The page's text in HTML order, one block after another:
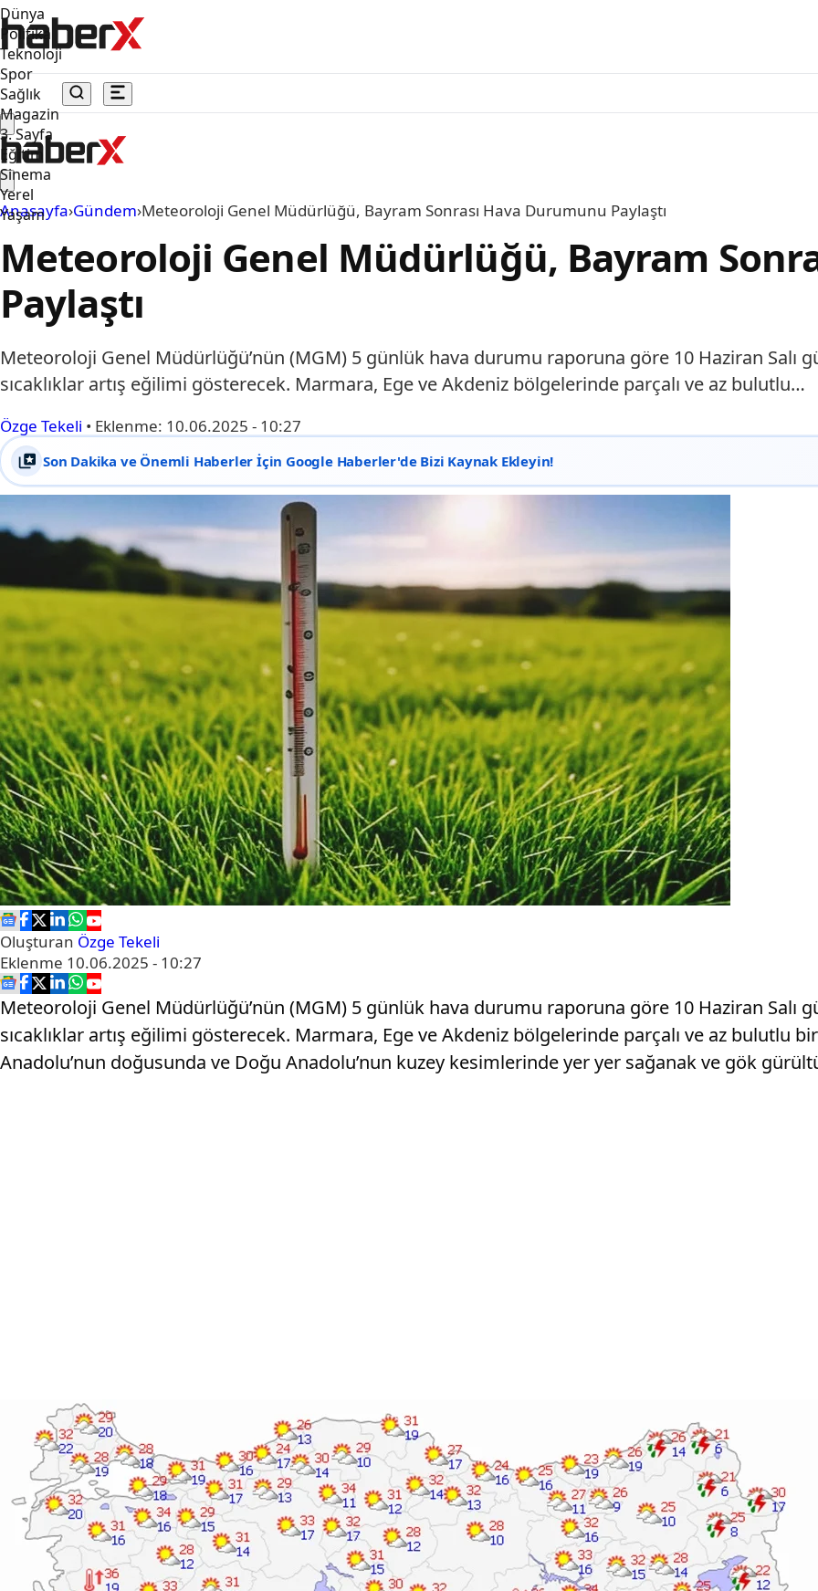
Dünya
Politika
Teknoloji
Spor
Sağlık
Magazin
3. Sayfa
Eğitim
Sinema
Yerel
Yaşam
Anasayfa›Gündem›Meteoroloji Genel Müdürlüğü, Bayram Sonrası Hava Durumunu Paylaştı
Meteoroloji Genel Müdürlüğü, Bayram
Paylaştı
Meteoroloji Genel Müdürlüğü’nün (MGM) 5 günlük hava durumu raporuna göre 10 Haziran Salı
sıcaklıklar artış eğilimi gösterecek. Marmara, Ege ve Akdeniz bölgelerinde parçalı ve az bulutlu…
Özge Tekeli • Eklenme: 10.06.2025 - 10:27
Son Dakika ve Önemli Haberler İçin Google Haberler'de Bizi Kaynak Ekleyin!
Oluşturan Özge Tekeli
Eklenme 10.06.2025 - 10:27
Meteoroloji Genel Müdürlüğü’nün (MGM) 5 günlük hava durumu raporuna göre 10 Haziran Salı
sıcaklıklar artış eğilimi gösterecek. Marmara, Ege ve Akdeniz bölgelerinde parçalı ve az bulutlu
Anadolu’nun doğusunda ve Doğu Anadolu’nun kuzey kesimlerinde yer yer sağanak ve gök